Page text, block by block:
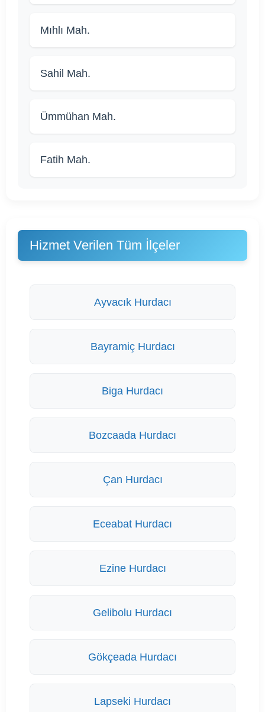
Mıhlı Mah.
Sahil Mah.
Ümmühan Mah.
Fatih Mah.
Hizmet Verilen Tüm İlçeler
Ayvacık Hurdacı
Bayramiç Hurdacı
Biga Hurdacı
Bozcaada Hurdacı
Çan Hurdacı
Eceabat Hurdacı
Ezine Hurdacı
Gelibolu Hurdacı
Gökçeada Hurdacı
Lapseki Hurdacı